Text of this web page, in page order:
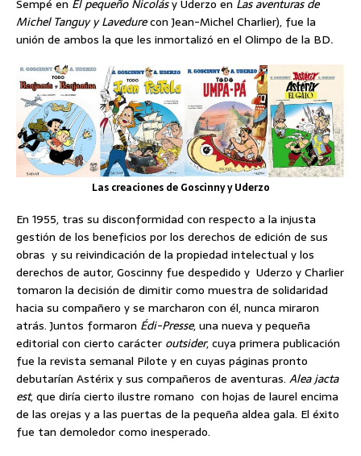
Sempé en El pequeño Nicolásy Uderzo en Las aventuras de
Michel Tanguy y Lavedurecon Jean-Michel Charlier), fue la
unión de ambos la que les inmortalizó en el Olimpo de la BD.
Las creaciones de Goscinny y Uderzo
En 1955, tras su disconformidad con respecto a la injusta
gestión de los beneficios por los derechos de edición de sus
obras y su reivindicación de la propiedad intelectual y los
derechos de autor, Goscinny fue despedido y Uderzo y Charlier
tomaron la decisión de dimitir como muestra de solidaridad
hacia su compañero y se marcharon con él, nunca miraron
atrás. Juntos formaron Édi-Presse, una nueva y pequeña
editorial con cierto carácter outsider, cuya primera publicación
fue la revista semanal Pilote y en cuyas páginas pronto
debutarían Astérix y sus compañeros de aventuras. Alea jacta
est, que diría cierto ilustre romano con hojas de laurel encima
de las orejas y a las puertas de la pequeña aldea gala. El éxito
fue tan demoledor como inesperado.